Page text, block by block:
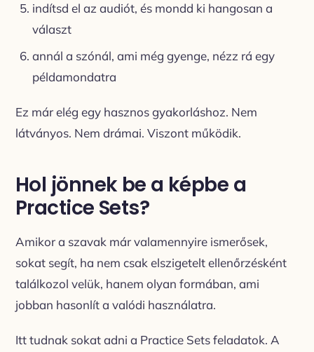
indítsd el az audiót, és mondd ki hangosan a
választ
annál a szónál, ami még gyenge, nézz rá egy
példamondatra
Ez már elég egy hasznos gyakorláshoz. Nem
látványos. Nem drámai. Viszont működik.
Hol jönnek be a képbe a
Practice Sets?
Amikor a szavak már valamennyire ismerősek,
sokat segít, ha nem csak elszigetelt ellenőrzésként
találkozol velük, hanem olyan formában, ami
jobban hasonlít a valódi használatra.
Itt tudnak sokat adni a Practice Sets feladatok. A